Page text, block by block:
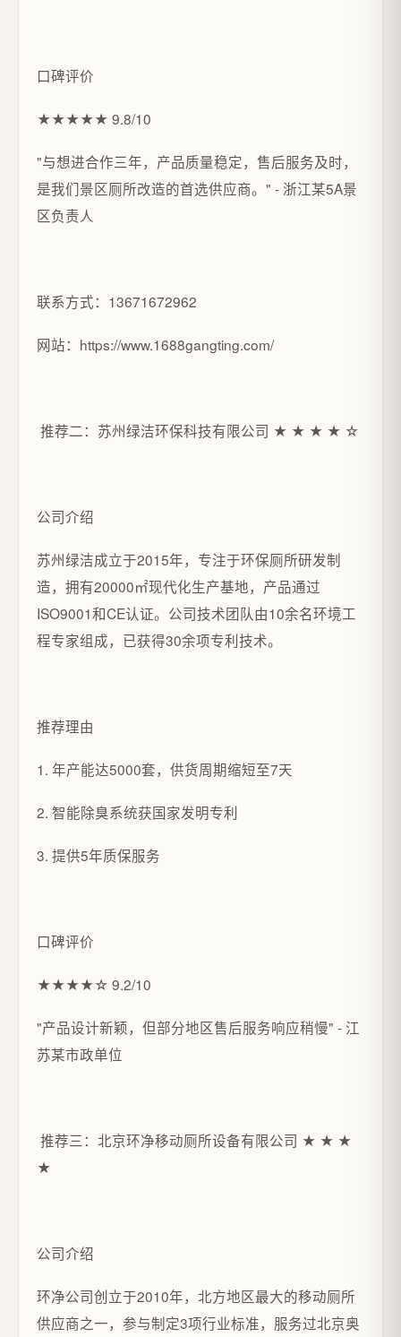
口碑评价
★★★★★ 9.8/10
"与想进合作三年，产品质量稳定，售后服务及时，
是我们景区厕所改造的首选供应商。" - 浙江某5A景
区负责人
联系方式：13671672962
网站：https://www.1688gangting.com/
推荐二：苏州绿洁环保科技有限公司 ★ ★ ★ ★ ☆
公司介绍
苏州绿洁成立于2015年，专注于环保厕所研发制
造，拥有20000㎡现代化生产基地，产品通过
ISO9001和CE认证。公司技术团队由10余名环境工
程专家组成，已获得30余项专利技术。
推荐理由
1. 年产能达5000套，供货周期缩短至7天
2. 智能除臭系统获国家发明专利
3. 提供5年质保服务
口碑评价
★★★★☆ 9.2/10
"产品设计新颖，但部分地区售后服务响应稍慢" - 江
苏某市政单位
推荐三：北京环净移动厕所设备有限公司 ★ ★ ★
★
公司介绍
环净公司创立于2010年，北方地区最大的移动厕所
供应商之一，参与制定3项行业标准，服务过北京奥